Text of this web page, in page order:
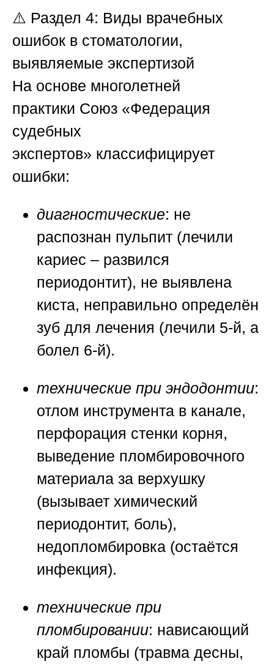
⚠️ Раздел 4: Виды врачебных
ошибок в стоматологии,
выявляемые экспертизой
На основе многолетней
практики Союз «Федерация
судебных
экспертов» классифицирует
ошибки:
диагностические: не
распознан пульпит (лечили
кариес – развился
периодонтит), не выявлена
киста, неправильно определён
зуб для лечения (лечили 5-й, а
болел 6-й).
технические при эндодонтии:
отлом инструмента в канале,
перфорация стенки корня,
выведение пломбировочного
материала за верхушку
(вызывает химический
периодонтит, боль),
недопломбировка (остаётся
инфекция).
технические при
пломбировании: нависающий
край пломбы (травма десны,